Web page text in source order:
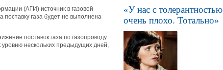
(АГИ) источник в газовой
поставку газа будет не выполнена
поставок газа по газопроводу
нескольких предыдущих дней,
«У нас с толерантностью
очень плохо. Тотально»